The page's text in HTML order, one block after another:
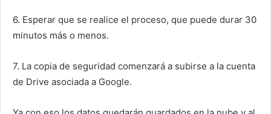
6. Esperar que se realice el proceso, que puede durar 30
minutos más o menos.
7. La copia de seguridad comenzará a subirse a la cuenta
de Drive asociada a Google.